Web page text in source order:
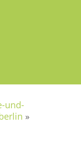
und-
»